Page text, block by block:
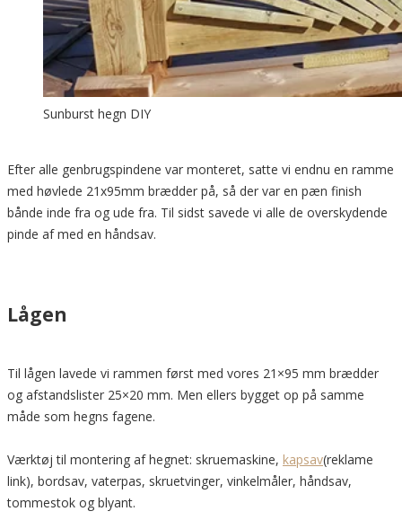
Sunburst hegn DIY
Efter alle genbrugspindene var monteret, satte vi endnu en ramme
med høvlede 21x95mm brædder på, så der var en pæn finish
bånde inde fra og ude fra. Til sidst savede vi alle de overskydende
pinde af med en håndsav.
Lågen
Til lågen lavede vi rammen først med vores 21×95 mm brædder
og afstandslister 25×20 mm. Men ellers bygget op på samme
måde som hegns fagene.
Værktøj til montering af hegnet: skruemaskine, kapsav(reklame
link), bordsav, vaterpas, skruetvinger, vinkelmåler, håndsav,
tommestok og blyant.